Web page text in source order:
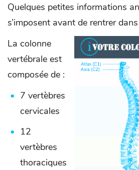
Quelques petites informations
s’imposent avant de rentrer
La colonne
vertébrale est
composée de :
7 vertèbres
cervicales
12
vertèbres
thoraciques